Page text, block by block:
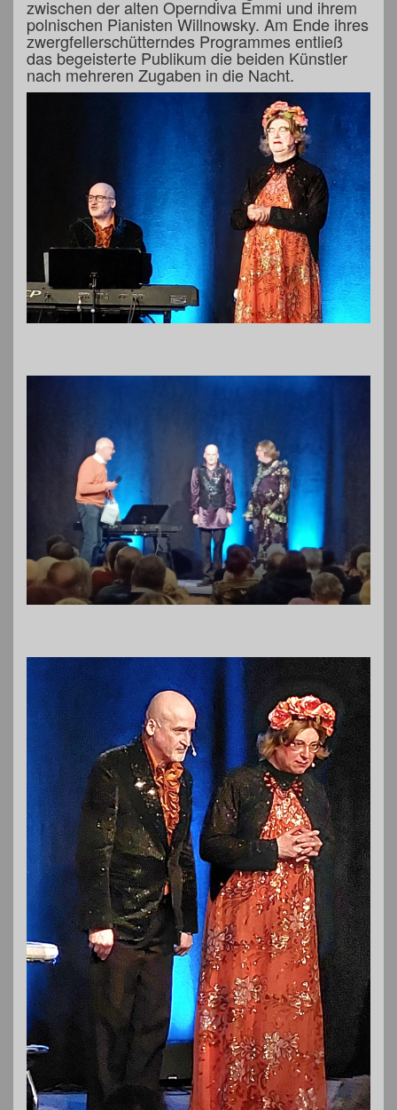
zwischen der alten Operndiva Emmi und ihrem
polnischen Pianisten Willnowsky. Am Ende ihres
zwergfellerschütterndes Programmes entließ
das begeisterte Publikum die beiden Künstler
nach mehreren Zugaben in die Nacht.